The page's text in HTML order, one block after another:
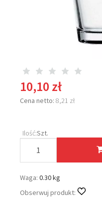
10,10 zł
Cena netto: 8,21 zł
Ilość:Szt.
Waga: 0.30 kg
Obserwuj produkt: